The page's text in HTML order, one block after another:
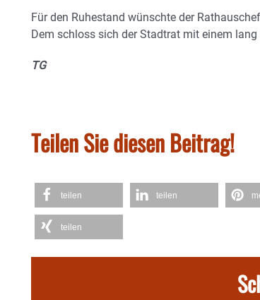
Für den Ruhestand wünschte der
Dem schloss sich der Stadtrat mit einem
TG
Teilen Sie diesen Beitrag!
teilen teilen
teilen